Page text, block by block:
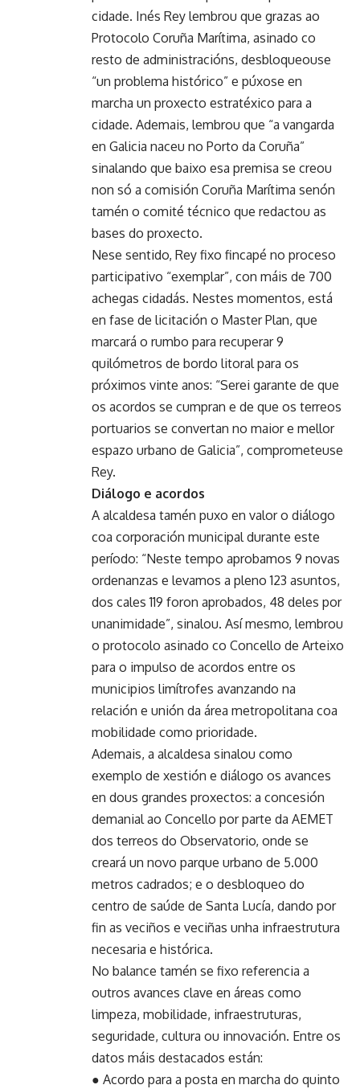
cidade. Inés Rey lembrou que grazas ao
Protocolo Coruña Marítima, asinado co
resto de administracións, desbloqueouse
“un problema histórico” e púxose en
marcha un proxecto estratéxico para a
cidade. Ademais, lembrou que “a vangarda
en Galicia naceu no Porto da Coruña”
sinalando que baixo esa premisa se creou
non só a comisión Coruña Marítima senón
tamén o comité técnico que redactou as
bases do proxecto.
Nese sentido, Rey fixo fincapé no proceso
participativo “exemplar”, con máis de 700
achegas cidadás. Nestes momentos, está
en fase de licitación o Master Plan, que
marcará o rumbo para recuperar 9
quilómetros de bordo litoral para os
próximos vinte anos: “Serei garante de que
os acordos se cumpran e de que os terreos
portuarios se convertan no maior e mellor
espazo urbano de Galicia”, comprometeuse
Rey.
Diálogo e acordos
A alcaldesa tamén puxo en valor o diálogo
coa corporación municipal durante este
período: “Neste tempo aprobamos 9 novas
ordenanzas e levamos a pleno 123 asuntos,
dos cales 119 foron aprobados, 48 deles por
unanimidade”, sinalou. Así mesmo, lembrou
o protocolo asinado co Concello de Arteixo
para o impulso de acordos entre os
municipios limítrofes avanzando na
relación e unión da área metropolitana coa
mobilidade como prioridade.
Ademais, a alcaldesa sinalou como
exemplo de xestión e diálogo os avances
en dous grandes proxectos: a concesión
demanial ao Concello por parte da AEMET
dos terreos do Observatorio, onde se
creará un novo parque urbano de 5.000
metros cadrados; e o desbloqueo do
centro de saúde de Santa Lucía, dando por
fin as veciños e veciñas unha infraestrutura
necesaria e histórica.
No balance tamén se fixo referencia a
outros avances clave en áreas como
limpeza, mobilidade, infraestruturas,
seguridade, cultura ou innovación. Entre os
datos máis destacados están:
● Acordo para a posta en marcha do quinto